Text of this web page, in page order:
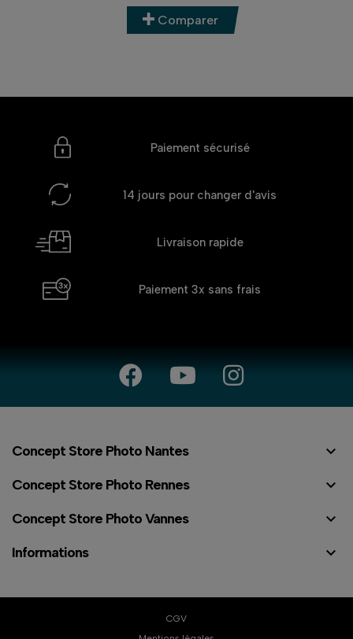
Comparer
Paiement sécurisé
14 jours pour changer d'avis
Livraison rapide
Paiement 3x sans frais
Concept Store Photo Nantes 
Concept Store Photo Rennes 
Concept Store Photo Vannes 
Informations 
CGV